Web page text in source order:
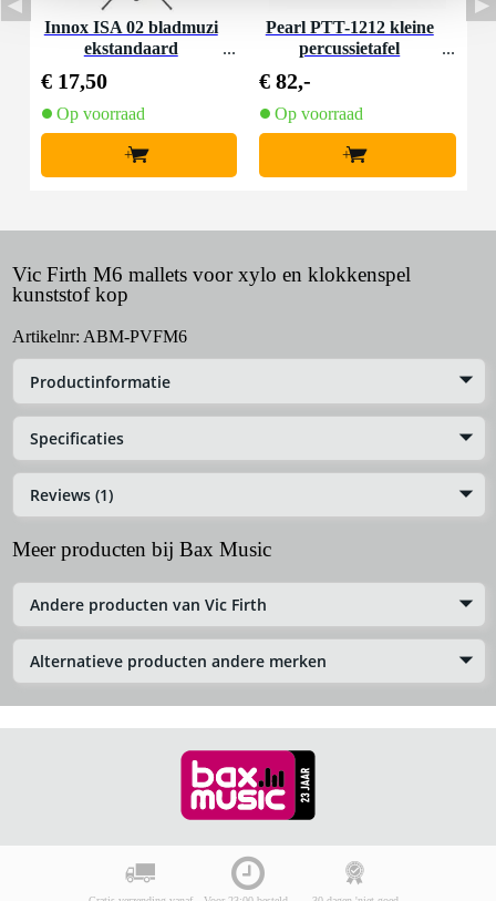
Innox ISA 02 bladmuzi
ekstandaard
€ 17,50
Op voorraad
+
Pearl PTT-1212 kleine
percussietafel
€ 82,-
Op voorraad
+
Vic Firth M6 mallets voor xylo en klokkenspel
kunststof kop
Artikelnr: ABM-PVFM6
Productinformatie
Specificaties
Reviews (1)
Meer producten bij Bax Music
Andere producten van Vic Firth
Alternatieve producten andere merken